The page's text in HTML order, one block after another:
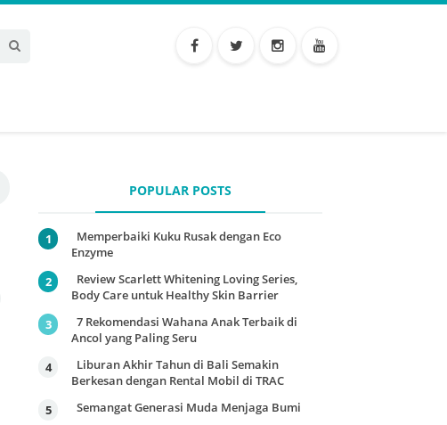
POPULAR POSTS
Memperbaiki Kuku Rusak dengan Eco
Enzyme
Review Scarlett Whitening Loving Series,
Body Care untuk Healthy Skin Barrier
7 Rekomendasi Wahana Anak Terbaik di
Ancol yang Paling Seru
Liburan Akhir Tahun di Bali Semakin
Berkesan dengan Rental Mobil di TRAC
Semangat Generasi Muda Menjaga Bumi